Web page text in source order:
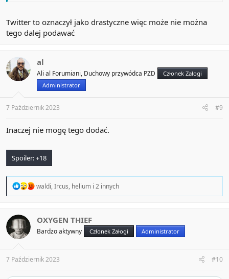
Twitter to oznaczył jako drastyczne więc może nie można
tego dalej podawać
al
Ali al Forumiani, Duchowy przywódca PZD
Członek Załogi
Administrator
7 Październik 2023 #9
Inaczej nie mogę tego dodać.
Spoiler:+18
R
t
o
s
:
waldi,Ircus, helium i 2 innych
OXYGEN THIEF
Bardzo aktywny Członek Załogi Administrator
7 Październik 2023 #10